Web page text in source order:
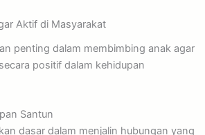
Aktif di Masyarakat
penting dalam membimbing anak agar
positif dalam kehidupan
Santun
dasar dalam menjalin hubungan yang